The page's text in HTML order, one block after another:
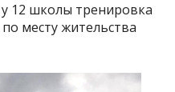
12 школы тренировка
месту жительства